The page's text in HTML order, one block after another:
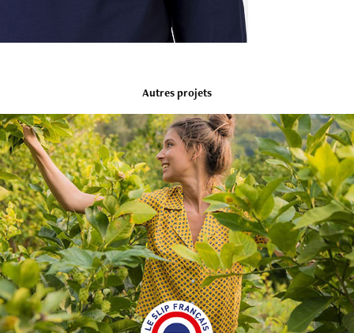
Autres projets
Le Slip Français - Motifs Printemps/Été 2018
2017